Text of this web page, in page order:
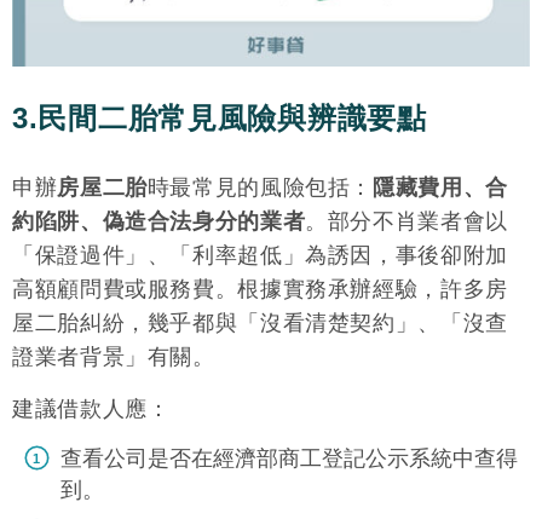
3.民間二胎常見風險與辨識要點
申辦房屋二胎時最常見的風險包括： 隱藏費用、合
約陷阱、偽造合法身分的業者。部分不肖業者會以
「保證過件」、「利率超低」為誘因，事後卻附加
高額顧問費或服務費。根據實務承辦經驗，許多房
屋二胎糾紛，幾乎都與「沒看清楚契約」、「沒查
證業者背景」有關。
建議借款人應：
查看公司是否在經濟部商工登記公示系統中查得
到。